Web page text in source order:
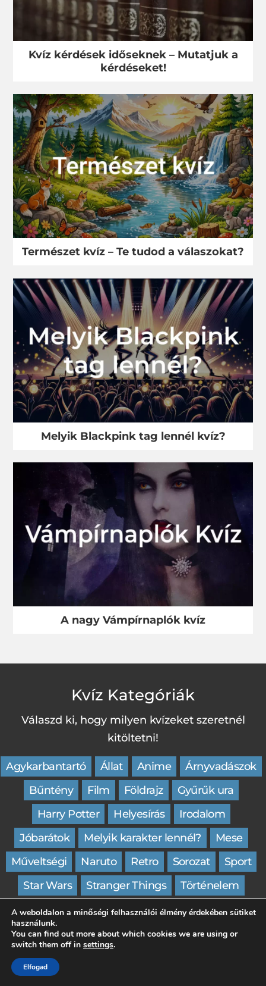
Kvíz kérdések időseknek – Mutatjuk a
kérdéseket!
Természet kvíz – Te tudod a válaszokat?
Melyik Blackpink tag lennél kvíz?
A nagy Vámpírnaplók kvíz
Kvíz Kategóriák
Válaszd ki, hogy milyen kvízeket szeretnél
kitöltetni!
Agykarbantartó Állat Anime
Árnyvadászok
Bűntény
Film Földrajz
Gyűrűk ura
Harry Potter
Helyesírás
Irodalom
Jóbarátok
Melyik karakter lennél?
Mese
Műveltségi
Naruto Retro Sorozat
Sport
Star Wars
Stranger Things
Történelem
Trónok harca
Villámkvíz Wednesday Zene
A weboldalon a minőségi felhasználói élmény érdekében sütiket
használunk.
You can find out more about which cookies we are using or
switch them off in settings.
Elfogad